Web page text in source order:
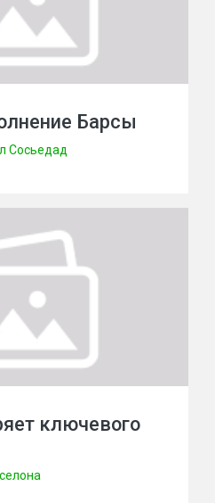
Барсы
Сосьедад
ключевого